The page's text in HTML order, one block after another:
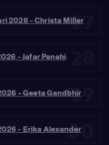
27
2026 - Christa Miller
- Jafar Panahi
29
- Geeta Gandbhir
30
- Erika Alexander